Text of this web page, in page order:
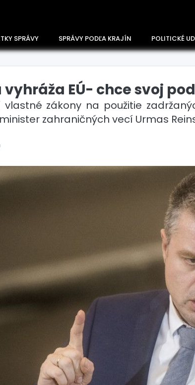
SPRÁVY SPRÁVY PODĽA KRAJÍN POLITICKÉ
vyhráža EÚ- chce svoj
vlastné zákony na použitie
zahraničných vecí Urmas